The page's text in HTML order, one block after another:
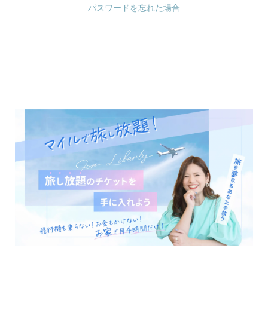
パスワードを忘れた場合